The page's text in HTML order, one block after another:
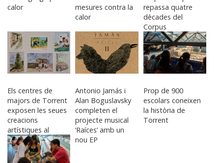
calor
mesures contra la
calor
repassa quatre
dècades del
Corpus
Els centres de
majors de Torrent
exposen les seues
creacions
artístiques al
Centre Verge de
l’Olivar
Antonio Jamás i
Alan Boguslavsky
completen el
projecte musical
‘Raíces’ amb un
nou EP
Prop de 900
escolars coneixen
la història de
Torrent